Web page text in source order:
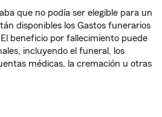
que no podía ser elegible para un
disponibles los Gastos funerarios
beneficio por fallecimiento puede
incluyendo el funeral, los
médicas, la cremación u otras